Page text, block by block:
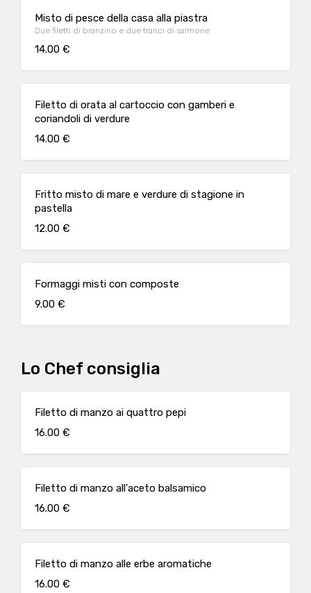
Misto di pesce della casa alla piastra
Due filetti di branzino e due tranci di salmone
14.00 €
Filetto di orata al cartoccio con gamberi e
coriandoli di verdure
14.00 €
Fritto misto di mare e verdure di stagione in
pastella
12.00 €
Formaggi misti con composte
9.00 €
Lo Chef consiglia
Filetto di manzo ai quattro pepi
16.00 €
Filetto di manzo all'aceto balsamico
16.00 €
Filetto di manzo alle erbe aromatiche
16.00 €